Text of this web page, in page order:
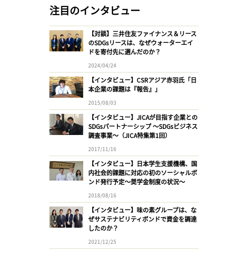
注目のインタビュー
【対談】三井住友ファイナンス＆リース
のSDGsリースは、なぜウォーターエイ
ドを寄付先に選んだのか？
2024/04/24
【インタビュー】CSRアジア赤羽氏「日
本企業の課題は『報告』」
2015/08/03
【インタビュー】JICAが目指す企業との
SDGsパートナーシップ 〜SDGsビジネス
調査事業〜（JICA特集第1回）
2017/11/16
【インタビュー】日本学生支援機構、国
内社会的課題に対応の初のソーシャルボ
ンド発行予定〜奨学金制度の状況〜
2018/08/16
【インタビュー】味の素グループは、な
ぜサステナビリティボンドで資金を調達
したのか？
2021/12/25